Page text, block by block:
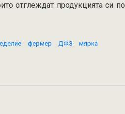
отглеждат продукцията си по
фермер ДФЗ мярка